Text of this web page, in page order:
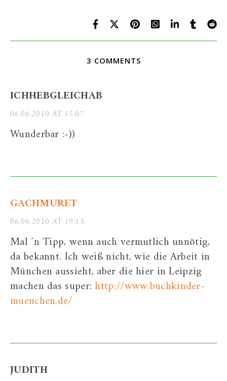
3 COMMENTS
ICHHEBGLEICHAB
06.06.2010 AT 15:07
Wunderbar :-))
GACHMURET
06.06.2010 AT 19:13
Mal ´n Tipp, wenn auch vermutlich unnötig,
da bekannt. Ich weiß nicht, wie die Arbeit in
München aussieht, aber die hier in Leipzig
machen das super:http://www.buchkinder-
muenchen.de/
JUDITH